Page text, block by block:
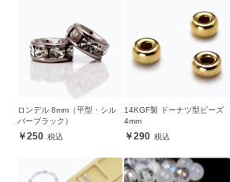
ロンデル 8mm（平型・シル
バーブラック）
250
14KGF製 ドーナツ型ビーズ
4mm
290